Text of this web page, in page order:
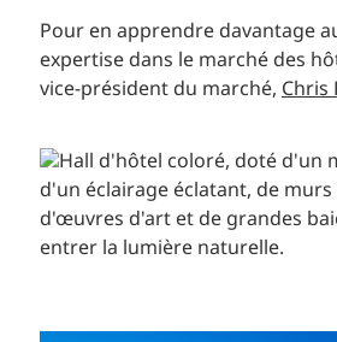
Pour en apprendre davantage
expertise dans le marché des
vice-président du marché, Chris